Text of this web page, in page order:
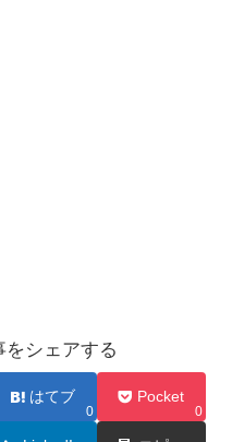
をシェアする
はてブ
0
Pocket
0